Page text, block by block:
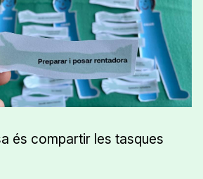
és compartir les tasques